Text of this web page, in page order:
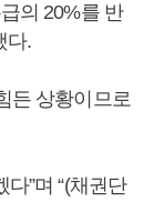
의 20%를 반
다.
든 상황이므로
”며 “(채권단